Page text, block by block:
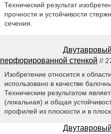
Технический результат
прочности и устойчивости
сечения.
перфорированной стенкой //
Изобретение относится к
использовано в качестве
Техническим результатом
(локальная) и общая
профилей из плоскости и в